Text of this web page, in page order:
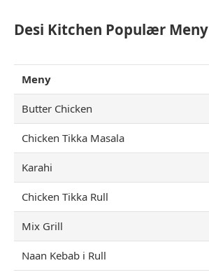
Desi Kitchen Populær Meny
Meny
Butter Chicken
Chicken Tikka Masala
Karahi
Chicken Tikka Rull
Mix Grill
Naan Kebab i Rull